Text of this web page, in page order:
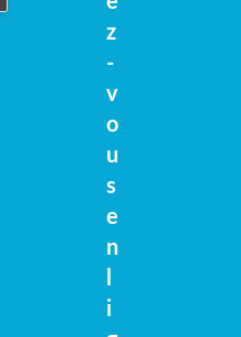
z
-
v
o
u
s
e
n
i